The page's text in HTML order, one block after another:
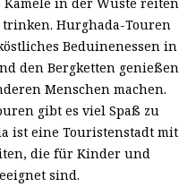
Hurghada-Touren
Beduinenessen in
den Bergketten genießen
Menschen machen.
gibt es viel Spaß zu
ist eine Touristenstadt mit
die für Kinder und
sind.